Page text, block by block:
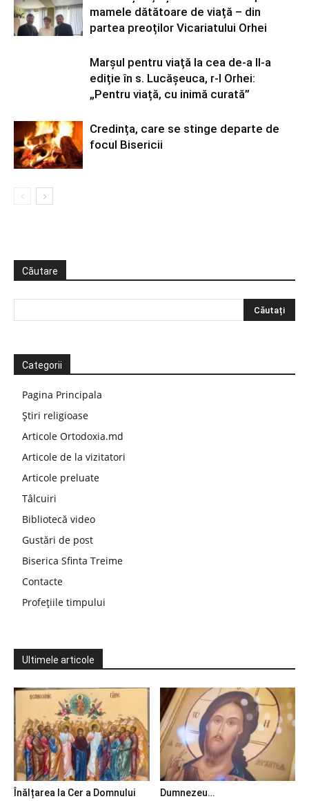
mamele dătătoare de viață – din
partea preoților Vicariatului Orhei
Marșul pentru viață la cea de-a II-a
ediție în s. Lucășeuca, r-l Orhei:
„Pentru viață, cu inimă curată”
Credința, care se stinge departe de
focul Bisericii
Căutare
Categorii
Pagina Principala
Știri religioase
Articole Ortodoxia.md
Articole de la vizitatori
Articole preluate
Tâlcuiri
Bibliotecă video
Gustări de post
Biserica Sfinta Treime
Contacte
Profețiile timpului
Ultimele articole
Înălțarea la Cer a Domnului
Dumnezeu…